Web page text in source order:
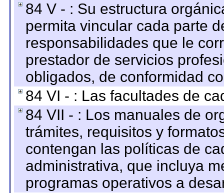
84 V - : Su estructura
permita vincular cada parte
responsabilidades que le
prestador de servicios
obligados, de conformidad
84 VI - : Las facultades de
84 VII - : Los manuales de
trámites, requisitos y
contengan las políticas de
administrativa, que incluya
programas operativos a